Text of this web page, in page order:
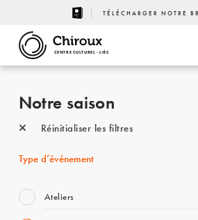
TÉLÉCHARGER NOTRE
CENTRE CULTUREL - LIÈGE
Notre saison
Réinitialiser les filtres
Type d’événement
Ateliers